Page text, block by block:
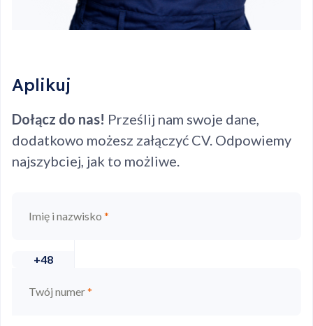
Aplikuj
Dołącz do nas! Prześlij nam swoje dane,
dodatkowo możesz załączyć CV. Odpowiemy
najszybciej, jak to możliwe.
Imię i nazwisko *
+48
Twój numer*